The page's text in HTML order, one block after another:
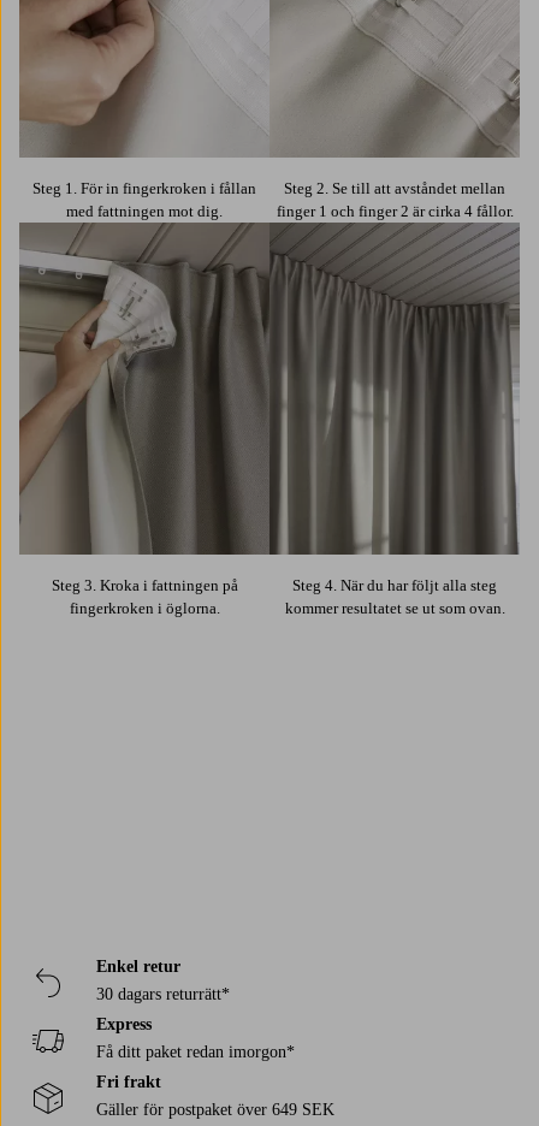
Steg 1. För in fingerkroken i fållan
med fattningen mot dig.
Steg 2. Se till att avståndet mellan
finger 1 och finger 2 är cirka 4 fållor.
Steg 3. Kroka i fattningen på
fingerkroken i öglorna.
Steg 4. När du har följt alla steg
kommer resultatet se ut som ovan.
Enkel retur
30 dagars returrätt*
Express
Få ditt paket redan imorgon*
Fri frakt
Gäller för postpaket över 649 SEK